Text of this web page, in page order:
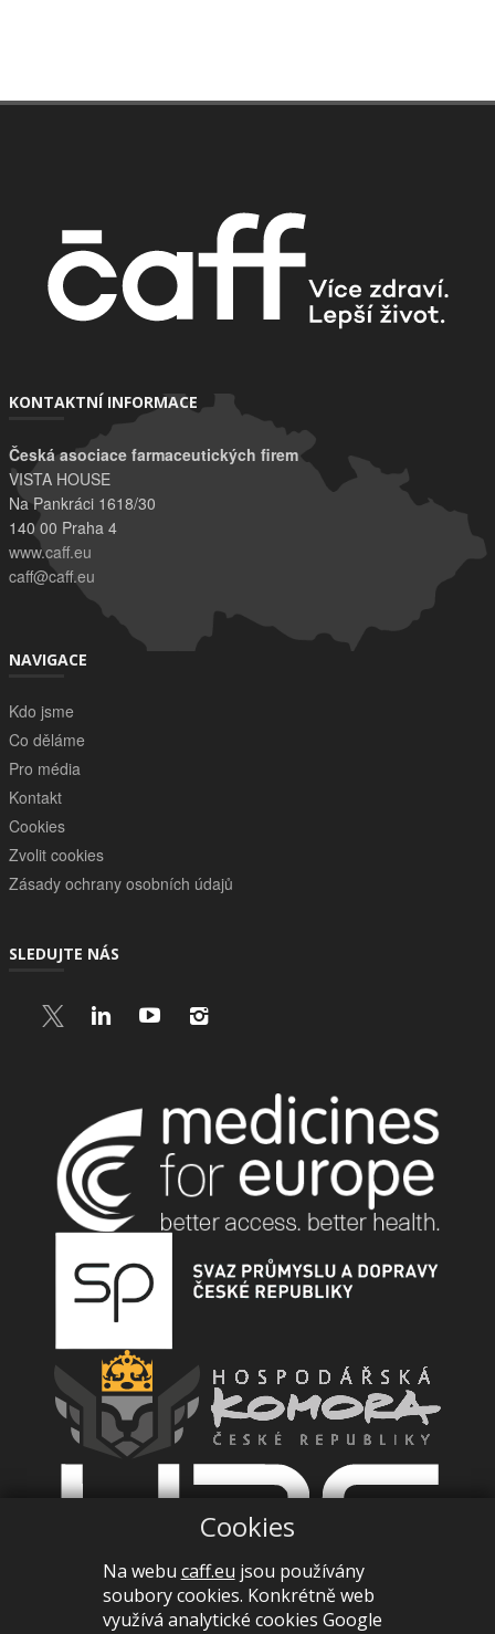
Cookies
Na webu caff.eu jsou používány
soubory cookies. Konkrétně web
využívá analytické cookies Google
KONTAKTNÍ INFORMACE
Česká asociace farmaceutických firem
VISTA HOUSE
Na Pankráci 1618/30
140 00 Praha 4
www.caff.eu
caff@caff.eu
NAVIGACE
Kdo jsme
Co děláme
Pro média
Kontakt
Cookies
Zvolit cookies
Zásady ochrany osobních údajů
SLEDUJTE NÁS